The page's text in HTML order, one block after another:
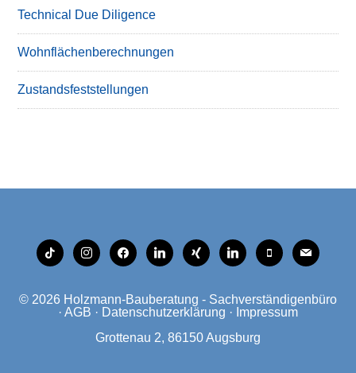
Technical Due Diligence
Wohnflächenberechnungen
Zustandsfeststellungen
tiktok instagramfacebooklinkedinxing linkedinmobilemail
© 2026 Holzmann-Bauberatung - Sachverständigenbüro
· AGB · Datenschutzerklärung · Impressum
Grottenau 2, 86150 Augsburg